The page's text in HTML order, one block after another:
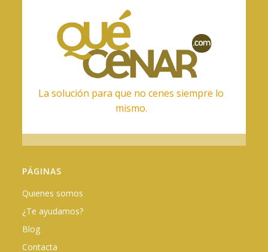
La solución para que no cenes siempre lo
mismo.
PÁGINAS
Quienes somos
¿Te ayudamos?
Blog
Contacta